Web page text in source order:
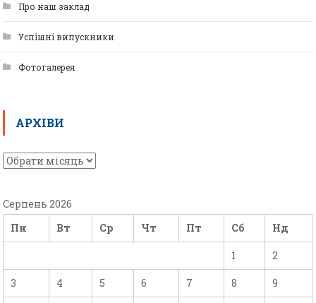
Про наш заклад
Успішні випускники
Фотогалерея
АРХІВИ
Серпень 2026
Пн
Вт Ср Чт Пт Сб Нд
1 2
3 4 5 6 7 8 9